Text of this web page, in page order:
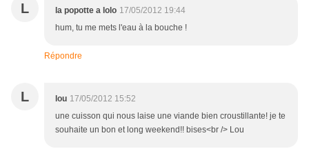
L la popotte a lolo 17/05/2012 19:44
hum, tu me mets l'eau à la bouche !
Répondre
L lou 17/05/2012 15:52
une cuisson qui nous laise une viande bien croustillante! je te
souhaite un bon et long weekend!! bises<br /> Lou